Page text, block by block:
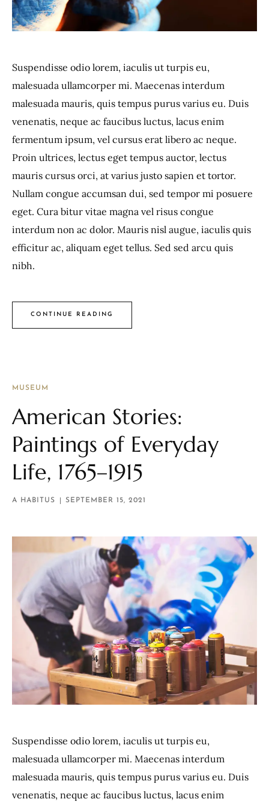
Suspendisse odio lorem, iaculis ut turpis eu,
malesuada ullamcorper mi. Maecenas interdum
malesuada mauris, quis tempus purus varius eu. Duis
venenatis, neque ac faucibus luctus, lacus enim
fermentum ipsum, vel cursus erat libero ac neque.
Proin ultrices, lectus eget tempus auctor, lectus
mauris cursus orci, at varius justo sapien et tortor.
Nullam congue accumsan dui, sed tempor mi posuere
eget. Cura bitur vitae magna vel risus congue
interdum non ac dolor. Mauris nisl augue, iaculis quis
efficitur ac, aliquam eget tellus. Sed sed arcu quis
nibh.
CONTINUE READING
MUSEUM
American Stories:
Paintings of Everyday
Life, 1765–1915
A HABITUS SEPTEMBER 15, 2021
Suspendisse odio lorem, iaculis ut turpis eu,
malesuada ullamcorper mi. Maecenas interdum
malesuada mauris, quis tempus purus varius eu. Duis
venenatis, neque ac faucibus luctus, lacus enim